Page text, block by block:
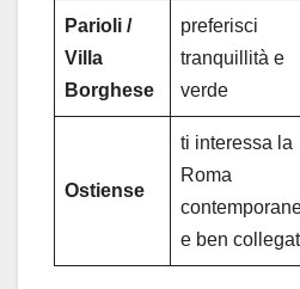
Parioli /
Villa
Borghese
preferisci
tranquillità e
verde
Ostiense
ti interessa la
Roma
e ben